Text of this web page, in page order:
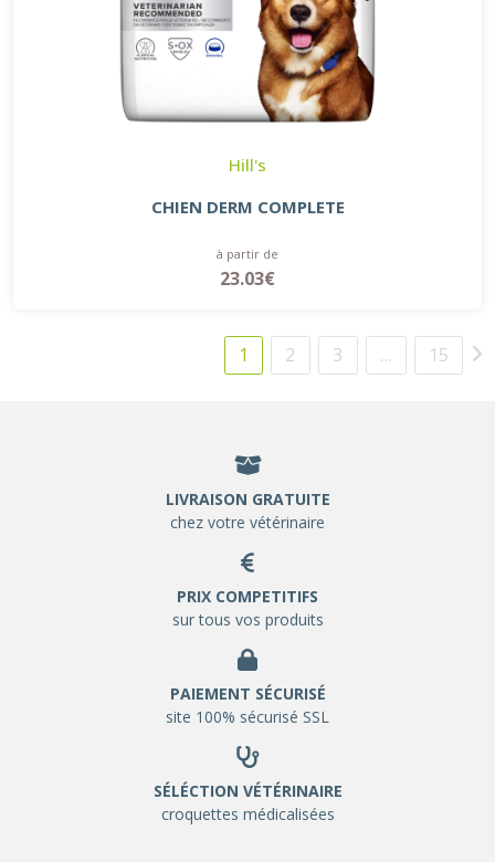
Hill's
CHIEN DERM COMPLETE
à partir de
23.03€
1 2 3 … 15
LIVRAISON GRATUITE
chez votre vétérinaire
PRIX COMPETITIFS
sur tous vos produits
PAIEMENT SÉCURISÉ
site 100% sécurisé SSL
SÉLÉCTION VÉTÉRINAIRE
croquettes médicalisées